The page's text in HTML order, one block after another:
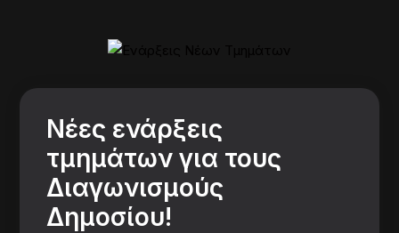
Νέες ενάρξεις
τμημάτων για τους
Διαγωνισμούς
Δημοσίου!